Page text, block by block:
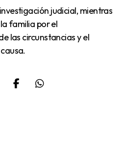
familia por el
las circunstancias y el